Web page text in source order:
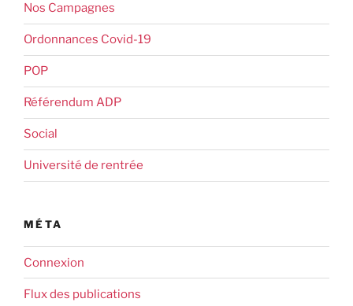
Nos Campagnes
Ordonnances Covid-19
POP
Référendum ADP
Social
Université de rentrée
MÉTA
Connexion
Flux des publications